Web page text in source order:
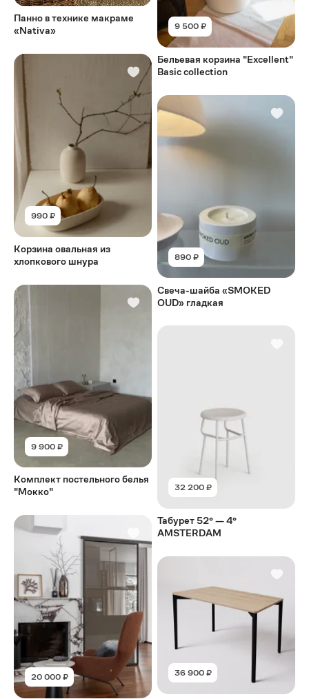
Панно в технике макраме
«Nativa»
990 ₽
Корзина овальная из
хлопкового шнура
9 900 ₽
Комплект постельного белья
"Мокко"
20 000 ₽
9 500 ₽
Бельевая корзина "Excellent"
Basic collection
890 ₽
Свеча-шайба «SMOKED
OUD» гладкая
32 200 ₽
Табурет 52° — 4°
AMSTERDAM
36 900 ₽